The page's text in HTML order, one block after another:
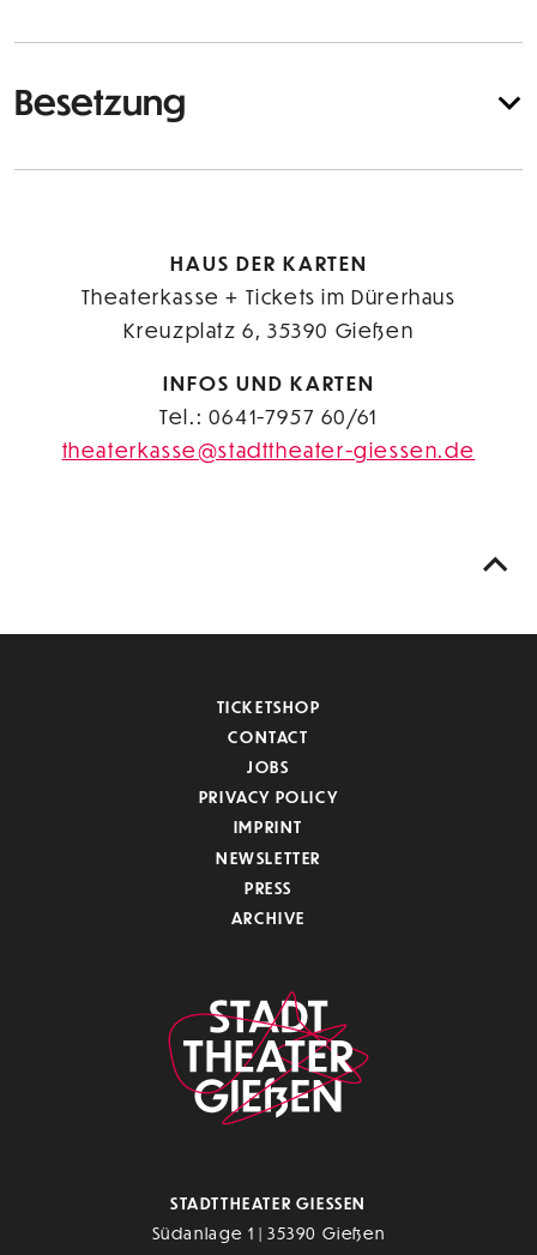
Besetzung
HAUS DER KARTEN
Theaterkasse + Tickets im Dürerhaus
Kreuzplatz 6, 35390 Gießen
INFOS UND KARTEN
Tel.: 0641-7957 60/61
theaterkasse@stadttheater-giessen.de
TICKETSHOP
CONTACT
JOBS
PRIVACY POLICY
IMPRINT
NEWSLETTER
PRESS
ARCHIVE
STADTTHEATER GIESSEN
Südanlage 1 | 35390 Gießen